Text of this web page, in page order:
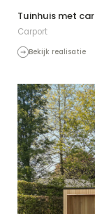
Tuinhuis met
Carport
Bekijk realisatie